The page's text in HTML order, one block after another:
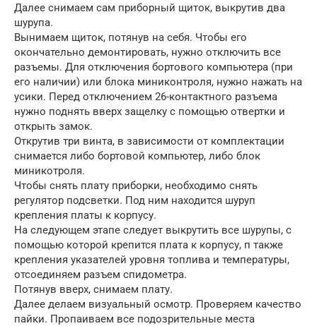
Далее снимаем сам приборный щиток, выкрутив два
шурупа.
Вынимаем щиток, потянув на себя. Чтобы его
окончательно демонтировать, нужно отключить все
разъемы. Для отключения бортового компьютера (при
его наличии) или блока миниконтроля, нужно нажать на
усики. Перед отключением 26-контактного разъема
нужно поднять вверх защелку с помощью отвертки и
открыть замок.
Открутив три винта, в зависимости от комплектации
снимается либо бортовой компьютер, либо блок
миникотроля.
Чтобы снять плату приборки, необходимо снять
регулятор подсветки. Под ним находится шуруп
крепления платы к корпусу.
На следующем этапе следует выкрутить все шурупы, с
помощью которой крепится плата к корпусу, п также
крепления указателей уровня топлива и температуры,
отсоединяем разъем спидометра.
Потянув вверх, снимаем плату.
Далее делаем визуальный осмотр. Проверяем качество
пайки. Пропаиваем все подозрительные места